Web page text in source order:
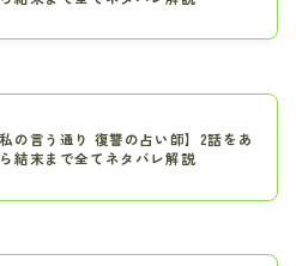
私の言う通り 復讐の占い師】2話をあ
結末まで全てネタバレ解説